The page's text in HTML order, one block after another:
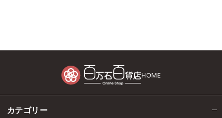
HOME
カテゴリー